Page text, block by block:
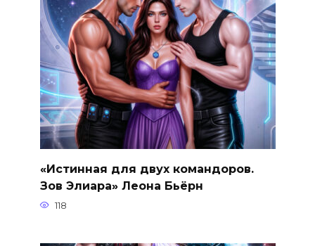
«Истинная для двух командоров.
Зов Элиара» Леона Бьёрн
118